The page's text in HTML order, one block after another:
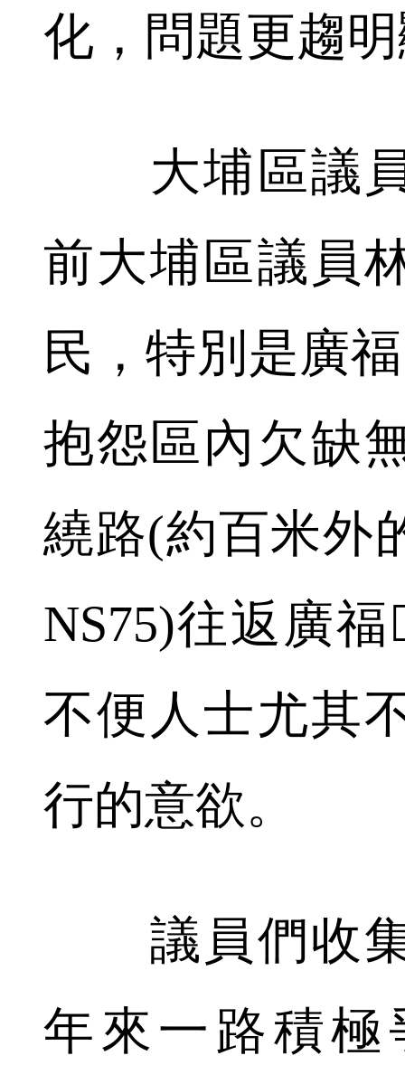
化，問題更趨
大埔區議員
前大埔區議員
民，特別是廣
抱怨區內欠缺
繞路(約百米外
NS75)往返廣
不便人士尤其
行的意欲。
議員們收集
年來一路積極